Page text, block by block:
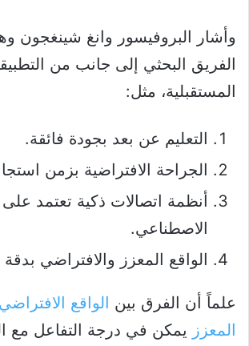
وأشار البروفيسور وانغ شينغجون
الفريق البحثي إلى جانب من
المستقبلية، مثل:
التعليم عن بعد بجودة فائقة.
الجراحة الافتراضية بزمن
أنظمة اتصالات ذكية تعتمد على
الاصطناعي.
الواقع المعزز والافتراضي
علماً أن الفرق بين الواقع
المعزز يمكن في درجة التفاعل مع